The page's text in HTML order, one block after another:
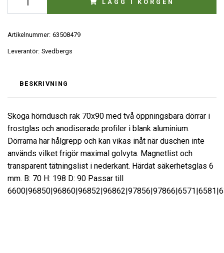
LÄGG I KORGEN
Artikelnummer: 63508479
Leverantör: Svedbergs
BESKRIVNING
Skoga hörndusch rak 70x90 med två öppningsbara dörrar i
frostglas och anodiserade profiler i blank aluminium.
Dörrarna har hålgrepp och kan vikas inåt när duschen inte
används vilket frigör maximal golvyta. Magnetlist och
transparent tätningslist i nederkant. Härdat säkerhetsglas 6
mm. B: 70 H: 198 D: 90 Passar till